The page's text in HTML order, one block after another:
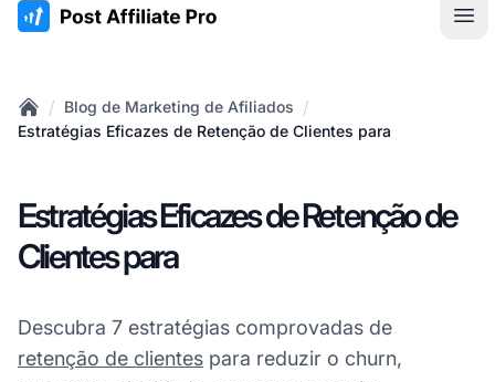
:site.title
Home
/ Blog de Marketing de Afiliados /
Estratégias Eficazes de Retenção de Clientes para
Estratégias Eficazes de Retenção de
Clientes para
Descubra 7 estratégias comprovadas de
retenção de clientes para reduzir o churn,